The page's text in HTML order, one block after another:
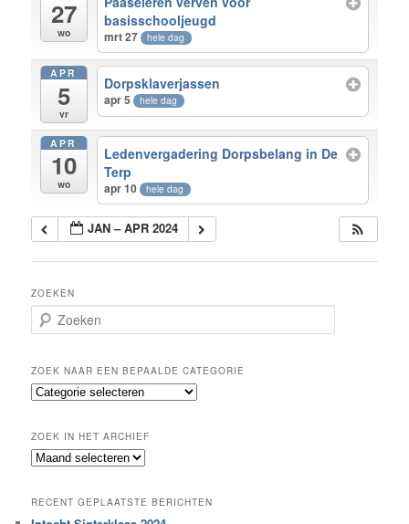
27
wo
basisschooljeugd
mrt 27 hele dag
APR
5
vr
Dorpsklaverjassen
apr 5 hele dag
APR
10
wo
Ledenvergadering Dorpsbelang in De
Terp
apr 10 hele dag
JAN – APR 2024
ZOEKEN
o
k
e
n
ZOEK NAAR EEN BEPAALDE CATEGORIE
Z
k
n
a
ZOEK IN HET ARCHIEF
Z
k
RECENT GEPLAATSTE BERICHTEN